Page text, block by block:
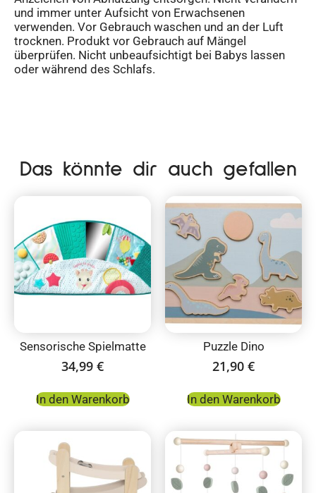
und immer unter Aufsicht von Erwachsenen
verwenden. Vor Gebrauch waschen und an der Luft
trocknen. Produkt vor Gebrauch auf Mängel
überprüfen. Nicht unbeaufsichtigt bei Babys lassen
oder während des Schlafs.
Das könnte dir auch gefallen
Sensorische Spielmatte
34,99 €
In den Warenkorb
Puzzle Dino
21,90 €
In den Warenkorb